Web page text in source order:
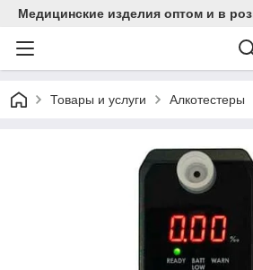
Медицинские изделия оптом и в
Товары и услуги Алкотестеры